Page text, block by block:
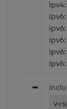
ipv4:
ipv6:
ipv6:
ipv6:
ipv6:
ipv6:
➥